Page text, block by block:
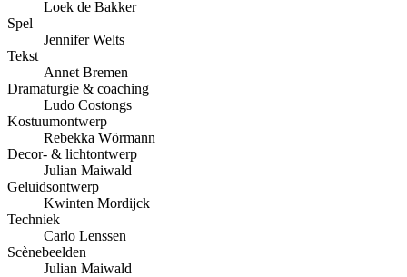
Loek de Bakker
Spel
Jennifer Welts
Tekst
Annet Bremen
Dramaturgie & coaching
Ludo Costongs
Kostuumontwerp
Rebekka Wörmann
Decor- & lichtontwerp
Julian Maiwald
Geluidsontwerp
Kwinten Mordijck
Techniek
Carlo Lenssen
Scènebeelden
Julian Maiwald